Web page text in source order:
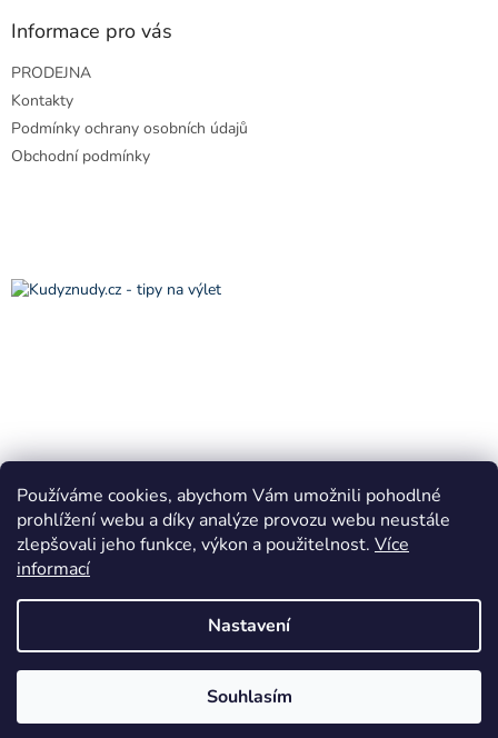
Používáme cookies, abychom Vám umožnili pohodlné
prohlížení webu a díky analýze provozu webu neustále
zlepšovali jeho funkce, výkon a použitelnost. Více
informací
Nastavení
Souhlasím
Informace pro vás
PRODEJNA
Kontakty
Podmínky ochrany osobních údajů
Obchodní podmínky
Copyright 2026VÁNOČNÍ KRÁLOVSTVÍ Horní Bradlo. Všechna
práva vyhrazena.